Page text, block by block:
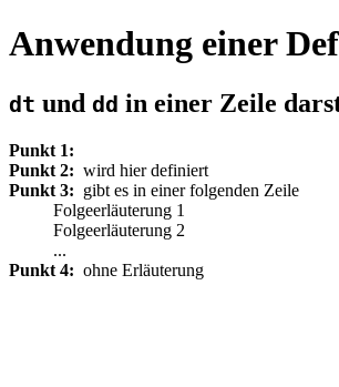
Anwendung einer
dt und dd in einer Zeile
Punkt 1
Punkt 2
wird hier definiert
Punkt 3
gibt es in einer folgenden Zeile
Folgeerläuterung 1
Folgeerläuterung 2
...
Punkt 4
ohne Erläuterung